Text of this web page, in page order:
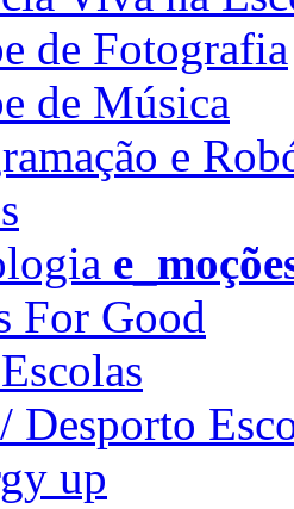
de Fotografia
de Música
e
For Good
Desporto
up